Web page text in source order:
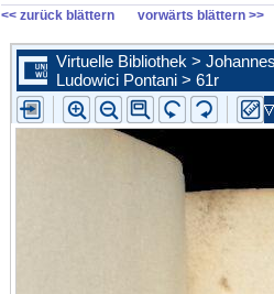
<< zurück blättern vorwärts blättern >>